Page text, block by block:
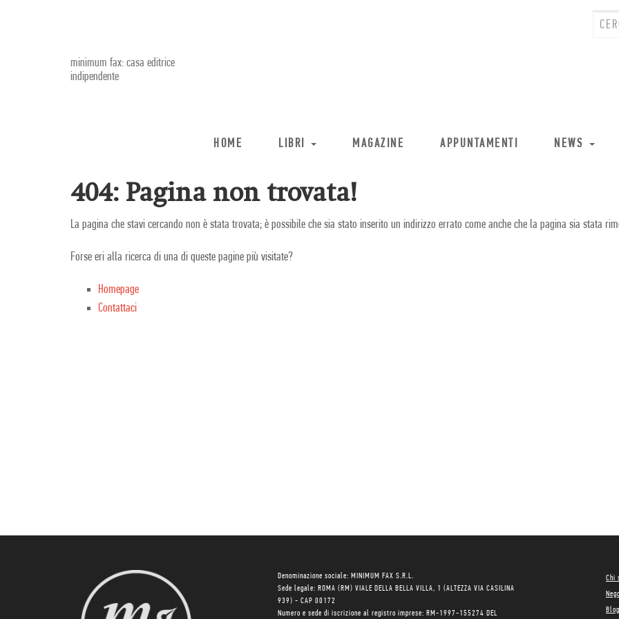
minimum fax: casa editrice
indipendente
HOME LIBRI MAGAZINE APPUNTAMENTI NEWS
404: Pagina non trovata!
La pagina che stavi cercando non è stata trovata; è possibile che sia stato inserito un indirizzo errato come anche che la pagina sia stata
Forse eri alla ricerca di una di queste pagine più visitate?
Homepage
Contattaci
Denominazione sociale: MINIMUM FAX S.R.L.
Sede legale: ROMA (RM) VIALE DELLA BELLA VILLA, 1 (ALTEZZA VIA CASILINA
939) - CAP 00172
Numero e sede di iscrizione al registro imprese: RM-1997-155274 DEL
Chi